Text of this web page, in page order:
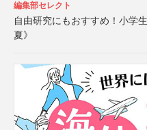
編集部セレクト
自由研究にもおすすめ！小学
夏》